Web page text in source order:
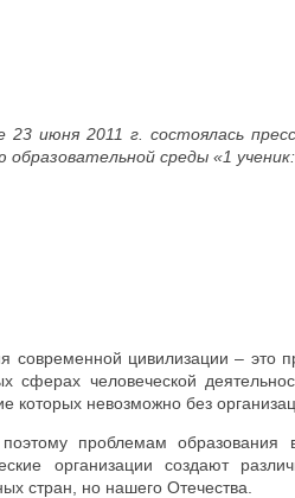
23 июня 2011 г. состоялась
образовательной среды «1
современной цивилизации – это
сферах человеческой
которых невозможно без
проблемам образования
организации создают
стран, но нашего Отечества.